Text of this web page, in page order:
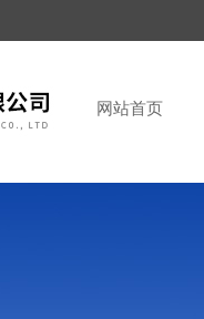
网站首页